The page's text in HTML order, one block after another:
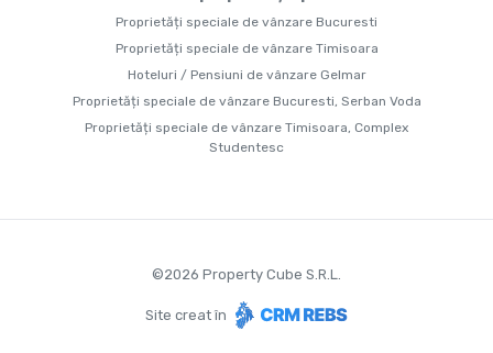
Proprietăți speciale de vânzare Bucuresti
Proprietăți speciale de vânzare Timisoara
Hoteluri / Pensiuni de vânzare Gelmar
Proprietăți speciale de vânzare Bucuresti, Serban Voda
Proprietăți speciale de vânzare Timisoara, Complex
Studentesc
©2026 Property Cube S.R.L.
Site creat în